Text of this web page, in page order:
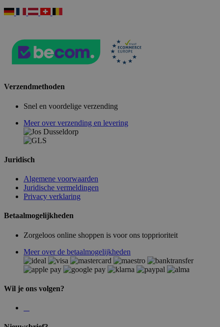
Verzendmethoden
Snel en voordelige verzending
Meer over verzending en levering
Juridisch
Algemene voorwaarden
Juridische vermeldingen
Privacy verklaring
Betaalmogelijkheden
Zorgeloos online shoppen is voor ons topprioriteit
Meer over de betaalmogelijkheden
Wil je ons volgen?